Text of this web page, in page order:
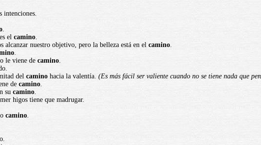
intenciones.
.
el camino.
nuestro objetivo, pero la belleza está en el camino.
.
le viene de camino.
del camino hacia la valentía. (Es más fácil ser valiente cuando no se tiene nada que
de camino.
su camino.
higos tiene que madrugar.
camino.